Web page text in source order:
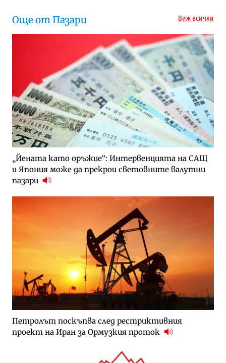
Още от Пазари Виж всички
„Йената като оръжие“: Интервенцията на САЩ
и Япония може да прекрои световните валутни
пазари
Петролът поскъпва след рестриктивния
проект на Иран за Ормузкия проток